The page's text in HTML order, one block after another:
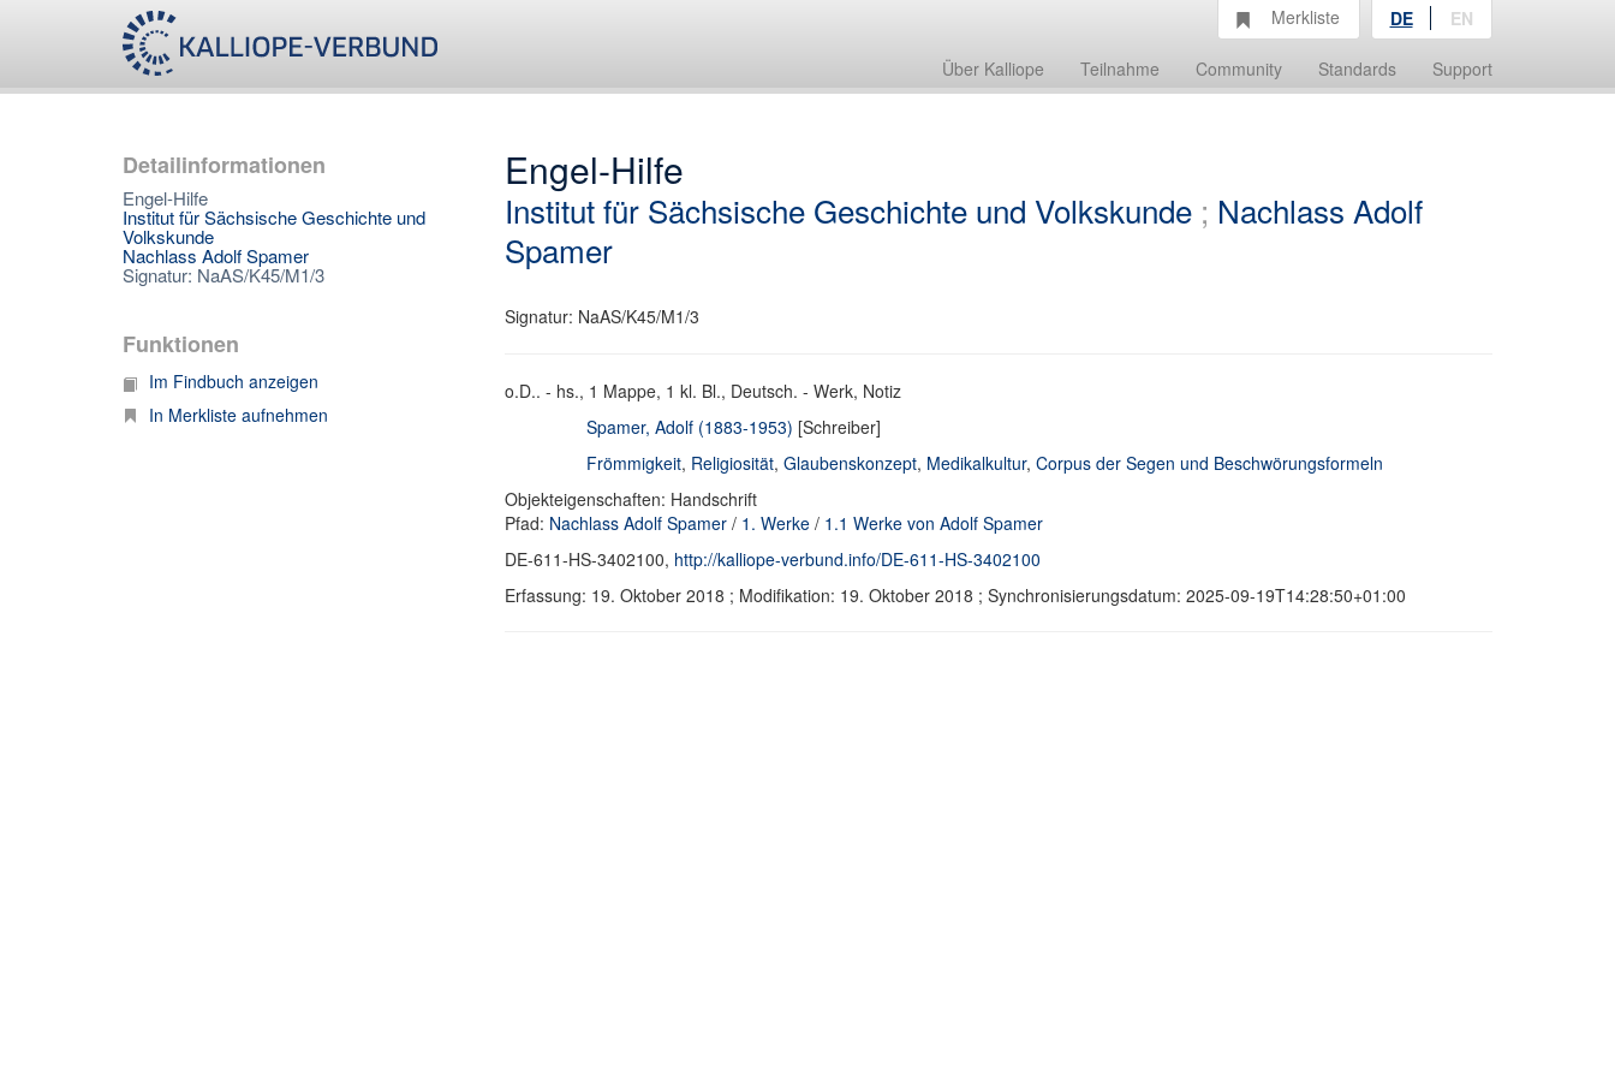
Über Kalliope Teilnahme Community Standards Support
Merkliste DE EN
Detailinformationen
Engel-Hilfe
Institut für Sächsische Geschichte und
Volkskunde
Nachlass Adolf Spamer
Signatur: NaAS/K45/M1/3
Funktionen
Im Findbuch anzeigen
In Merkliste aufnehmen
Engel-Hilfe
Institut für Sächsische Geschichte und Volkskunde; Nachlass Adolf
Spamer
Signatur: NaAS/K45/M1/3
o.D.. - hs., 1 Mappe, 1 kl. Bl., Deutsch. - Werk, Notiz
Spamer, Adolf (1883-1953) [Schreiber]
Frömmigkeit, Religiosität,Glaubenskonzept, Medikalkultur,Corpus der Segen und Beschwörungsformeln
Objekteigenschaften: Handschrift
Pfad: Nachlass Adolf Spamer/ 1. Werke/ 1.1 Werke von Adolf Spamer
DE-611-HS-3402100, http://kalliope-verbund.info/DE-611-HS-3402100
Erfassung: 19. Oktober 2018 ; Modifikation: 19. Oktober 2018 ; Synchronisierungsdatum: 2025-09-19T14:28:50+01:00